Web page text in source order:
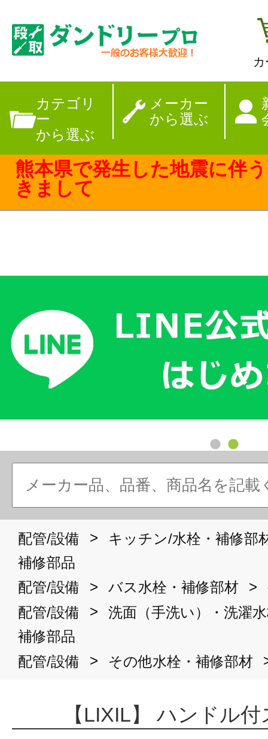
カテゴリ
ー
から選ぶ
メーカー
から選ぶ
【夏季休暇のお
熊本県で発生した地震に伴
きまして
配管/設備 >
キッチン/水栓・補修部
補修部品
配管/設備
> バス水栓・補修部材 >
配管/設備
>
洗面（手洗い）・洗濯
補修部品
配管/設備
> その他水栓・補修部材
【LIXIL】 ハンドル